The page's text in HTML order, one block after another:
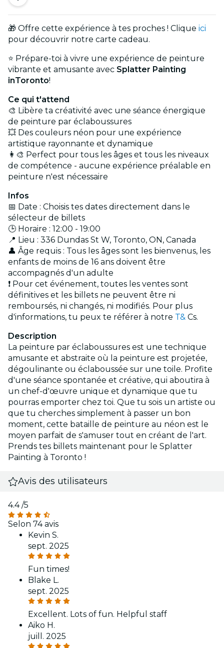
🎁 Offre cette expérience à tes proches ! Clique ici
pour découvrir notre carte cadeau.
⭐ Prépare-toi à vivre une expérience de peinture
vibrante et amusante avec Splatter Painting
inToronto!
Ce qui t'attend
🎨 Libère ta créativité avec une séance énergique
de peinture par éclaboussures
💥 Des couleurs néon pour une expérience
artistique rayonnante et dynamique
👩‍🎨 Perfect pour tous les âges et tous les niveaux
de compétence - aucune expérience préalable en
peinture n'est nécessaire
Infos
📅 Date : Choisis tes dates directement dans le
sélecteur de billets
🕒 Horaire : 12:00 - 19:00
📍 Lieu : 336 Dundas St W, Toronto, ON, Canada
👤 Âge requis : Tous les âges sont les bienvenus, les
enfants de moins de 16 ans doivent être
accompagnés d'un adulte
❗ Pour cet événement, toutes les ventes sont
définitives et les billets ne peuvent être ni
remboursés, ni changés, ni modifiés. Pour plus
d'informations, tu peux te référer à notre T& Cs.
Description
La peinture par éclaboussures est une technique
amusante et abstraite où la peinture est projetée,
dégoulinante ou éclaboussée sur une toile. Profite
d'une séance spontanée et créative, qui aboutira à
un chef-d'œuvre unique et dynamique que tu
pourras emporter chez toi. Que tu sois un artiste ou
que tu cherches simplement à passer un bon
moment, cette bataille de peinture au néon est le
moyen parfait de s'amuser tout en créant de l'art.
Prends tes billets maintenant pour le Splatter
Painting à Toronto !
Avis des utilisateurs
4.4/5
Selon 74 avis
Kevin S.
sept. 2025
Fun times!
Blake L.
sept. 2025
Excellent. Lots of fun. Helpful staff
Aiko H.
juill. 2025